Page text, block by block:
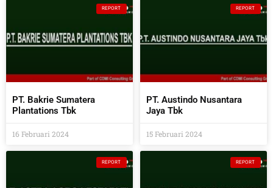
REPORT
PT. Bakrie Sumatera
Plantations Tbk
16 Februari 2024
REPORT
PT. Austindo Nusantara
Jaya Tbk
15 Februari 2024
REPORT REPORT